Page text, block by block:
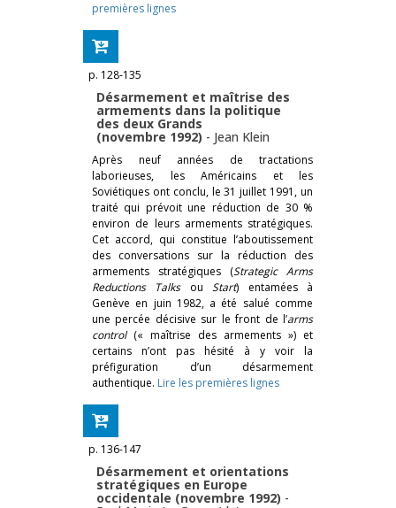
premières lignes
p. 128-135
Désarmement et maîtrise des
armements dans la politique
des deux Grands
(novembre 1992) - Jean Klein
Après neuf années de tractations
laborieuses, les Américains et les
Soviétiques ont conclu, le 31 juillet 1991, un
traité qui prévoit une réduction de 30 %
environ de leurs armements stratégiques.
Cet accord, qui constitue l’aboutissement
des conversations sur la réduction des
armements stratégiques (Strategic Arms
Reductions TalksouStart) entamées à
Genève en juin 1982, a été salué comme
une percée décisive sur le front de l’arms
control(« maîtrise des armements ») et
certains n’ont pas hésité à y voir la
préfiguration d’un désarmement
authentique. Lire les premières lignes
p. 136-147
Désarmement et orientations
stratégiques en Europe
occidentale (novembre 1992) -